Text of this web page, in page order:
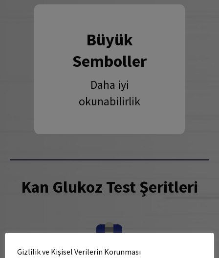
Büyük
Semboller
Daha iyi
okunabilirlik
Kan Glukoz Test Şeritleri
Gizlilik ve Kişisel Verilerin Korunması